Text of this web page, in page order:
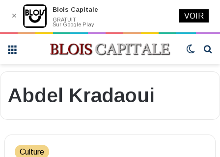
Switch
Abdel Kradaoui
Culture
✕
Blois Capitale
GRATUIT
Sur Google Play
VOIR